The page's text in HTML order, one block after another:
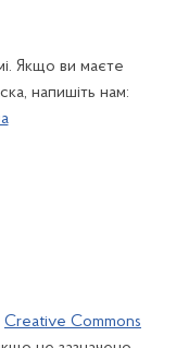
Якщо ви маєте
напишіть нам:
Creative Commons